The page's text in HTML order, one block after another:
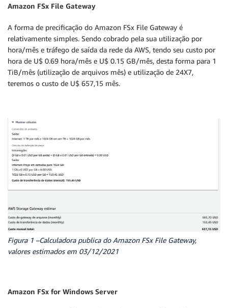
Amazon FSx File Gateway
A forma de precificação do Amazon FSx File Gateway é
relativamente simples. Sendo cobrado pela sua utilização por
hora/mês e tráfego de saída da rede da AWS, tendo seu custo por
hora de U$ 0.69 hora/mês e U$ 0.15 GB/mês, desta forma para 1
TiB/mês (utilização de arquivos mês) e utilização de 24X7,
teremos o custo de U$ 657,15 mês.
Figura 1 –Calculadora publica do Amazon FSx File Gateway,
valores estimados em 03/12/2021
Amazon FSx for Windows Server